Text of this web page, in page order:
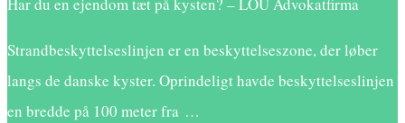
Strandbeskyttelseslinjen er en beskyttelseszone, der løber
langs de danske kyster. Oprindeligt havde beskyttelseslinjen
en bredde på 100 meter fra …